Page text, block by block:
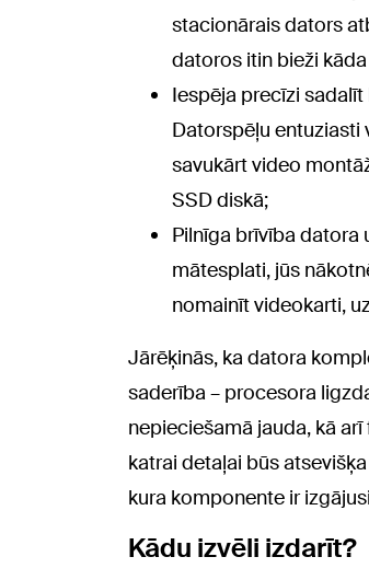
stacionārais dators
datoros itin bieži
Iespēja precīzi
Datorspēļu entuziasti
savukārt video
SSD diskā;
Pilnīga brīvība datora
mātesplati, jūs
nomainīt videokarti,
Jārēķinās, ka datora
saderība – procesora
nepieciešamā jauda, kā
katrai detaļai būs
kura komponente ir
Kādu izvēli izdarīt?